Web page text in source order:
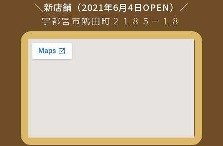
＼新店舗（2021年6月4日OPEN）／
宇都宮市鶴田町２１８５ー１８